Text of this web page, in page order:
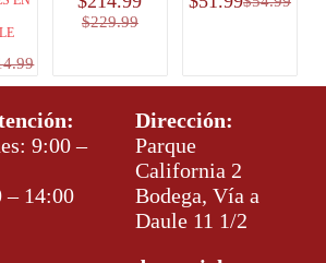
$229.99
9:00 –
– 14:00
Dirección:
Parque
California 2
Bodega, Vía a
Daule 11 1/2